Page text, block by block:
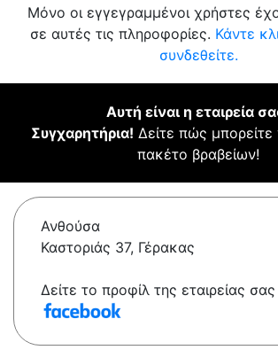
Μόνο οι εγγεγραμμένοι χρήστες
σε αυτές τις πληροφορίες. Κάντε
συνδεθείτε.
Αυτή είναι η εταιρεία
Συγχαρητήρια! Δείτε πώς
πακέτο βραβείων!
Ανθούσα
Καστοριάς 37, Γέρακας
Δείτε το προφίλ της εταιρείας σας